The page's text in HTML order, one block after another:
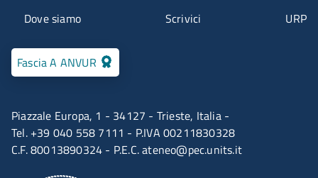
Piazzale Europa, 1 - 34127 - Trieste, Italia -
Tel. +39 040 558 7111 - P.IVA 00211830328
C.F. 80013890324 - P.E.C.ateneo@pec.units.it
Fascia A ANVUR
Menu contatti
Dove siamo Scrivici URP